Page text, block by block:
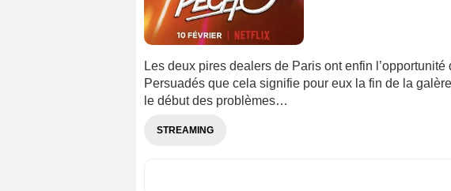
Les deux pires dealers de Paris ont enfin l’opportunité
Persuadés que cela signifie pour eux la fin de la
le début des problèmes…
STREAMING